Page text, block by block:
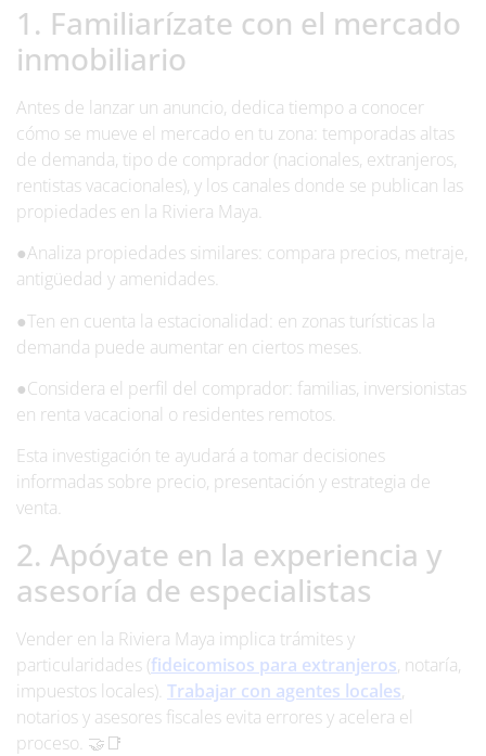
1. Familiarízate con el mercado
inmobiliario
Antes de lanzar un anuncio, dedica tiempo a conocer
cómo se mueve el mercado en tu zona: temporadas altas
de demanda, tipo de comprador (nacionales, extranjeros,
rentistas vacacionales), y los canales donde se publican las
propiedades en la Riviera Maya.
●Analiza propiedades similares: compara precios, metraje,
antigüedad y amenidades.
●Ten en cuenta la estacionalidad: en zonas turísticas la
demanda puede aumentar en ciertos meses.
●Considera el perfil del comprador: familias, inversionistas
en renta vacacional o residentes remotos.
Esta investigación te ayudará a tomar decisiones
informadas sobre precio, presentación y estrategia de
venta.
2. Apóyate en la experiencia y
asesoría de especialistas
Vender en la Riviera Maya implica trámites y
particularidades (fideicomisos para extranjeros, notaría,
impuestos locales). Trabajar con agentes locales,
notarios y asesores fiscales evita errores y acelera el
proceso. 🤝📑